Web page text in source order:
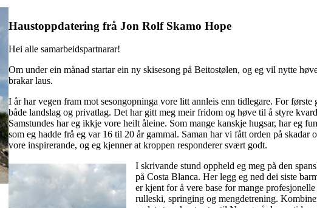
Haustoppdatering frå Jon Rolf Skamo Hope
Hei alle samarbeidspartnarar!
Om under ein månad startar ein ny skisesong på Beitostølen, og eg vil nytte
brakar laus.
I år har vegen fram mot sesongopninga vore litt annleis enn tidlegare. For
både landslag og privatlag. Det har gitt meg meir fridom og høve til å styre
Samstundes har eg ikkje vore heilt åleine. Som mange kanskje hugsar, har eg
som eg hadde frå eg var 16 til 20 år gammal. Saman har vi fått orden på skadar
vore inspirerande, og eg kjenner at kroppen responderer svært godt.
I skrivande stund oppheld eg meg på den
på Costa Blanca. Her legg eg ned dei siste
er kjent for å vere base for mange
rulleski, springing og mengdetrening.